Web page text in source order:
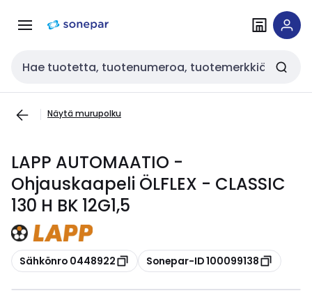
navigointiinsisältöön
Haku
Näytä murupolku
LAPP AUTOMAATIO -
Ohjauskaapeli ÖLFLEX - CLASSIC
130 H BK 12G1,5
Kopioi
Sähkönro 0448922 Kopioi
Sonepar-ID 100099138